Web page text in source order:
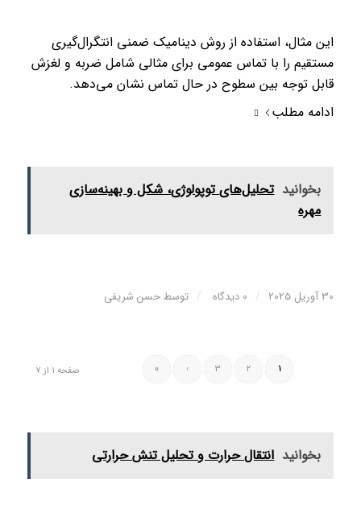
این مثال، استفاده از روش دینامیک ضمنی انتگرال‌گیری
مستقیم را با تماس عمومی برای مثالی شامل ضربه و لغزش
قابل توجه بین سطوح در حال تماس نشان می‌دهد.
ادامه مطلب
بخوانید تحلیل‌های توپولوژی، شکل و بهینه‌سازی
مهره
30 آوریل 2025 / 0 دیدگاه / توسطحسن شریفی
صفحه 1 از 7 1
2
3
›
»
بخوانید انتقال حرارت و تحلیل تنش حرارتی